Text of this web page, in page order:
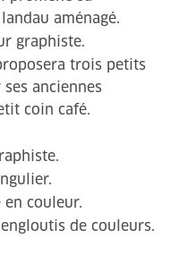
aménagé.
graphiste.
trois petits
anciennes
coin café.
couleur.
de couleurs.